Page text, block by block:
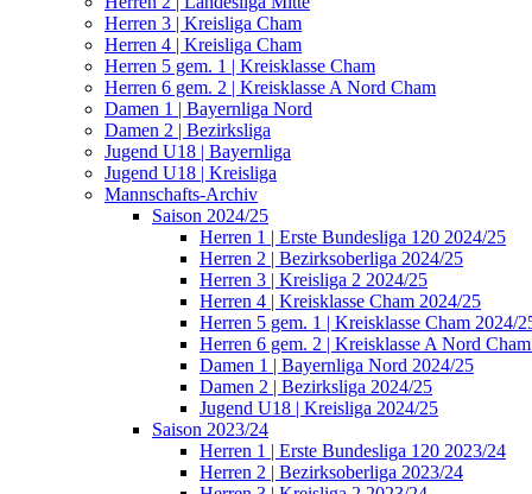
Herren 3 | Kreisliga Cham
Herren 4 | Kreisliga Cham
Herren 5 gem. 1 | Kreisklasse Cham
Herren 6 gem. 2 | Kreisklasse A Nord Cham
Damen 1 | Bayernliga Nord
Damen 2 | Bezirksliga
Jugend U18 | Bayernliga
Jugend U18 | Kreisliga
Mannschafts-Archiv
Saison 2024/25
Herren 1 | Erste Bundesliga 120 2024/25
Herren 2 | Bezirksoberliga 2024/25
Herren 3 | Kreisliga 2 2024/25
Herren 4 | Kreisklasse Cham 2024/25
Herren 5 gem. 1 | Kreisklasse Cham 2024/
Herren 6 gem. 2 | Kreisklasse A Nord
Damen 1 | Bayernliga Nord 2024/25
Damen 2 | Bezirksliga 2024/25
Jugend U18 | Kreisliga 2024/25
Saison 2023/24
Herren 1 | Erste Bundesliga 120 2023/24
Herren 2 | Bezirksoberliga 2023/24